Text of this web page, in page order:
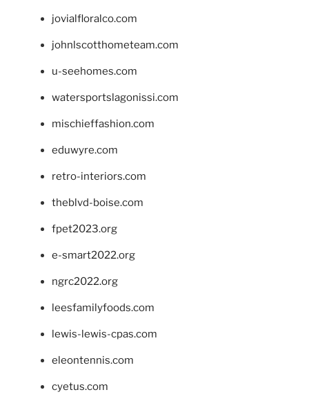
jovialfloralco.com
johnlscotthometeam.com
u-seehomes.com
watersportslagonissi.com
mischieffashion.com
eduwyre.com
retro-interiors.com
theblvd-boise.com
fpet2023.org
e-smart2022.org
ngrc2022.org
leesfamilyfoods.com
lewis-lewis-cpas.com
eleontennis.com
cyetus.com